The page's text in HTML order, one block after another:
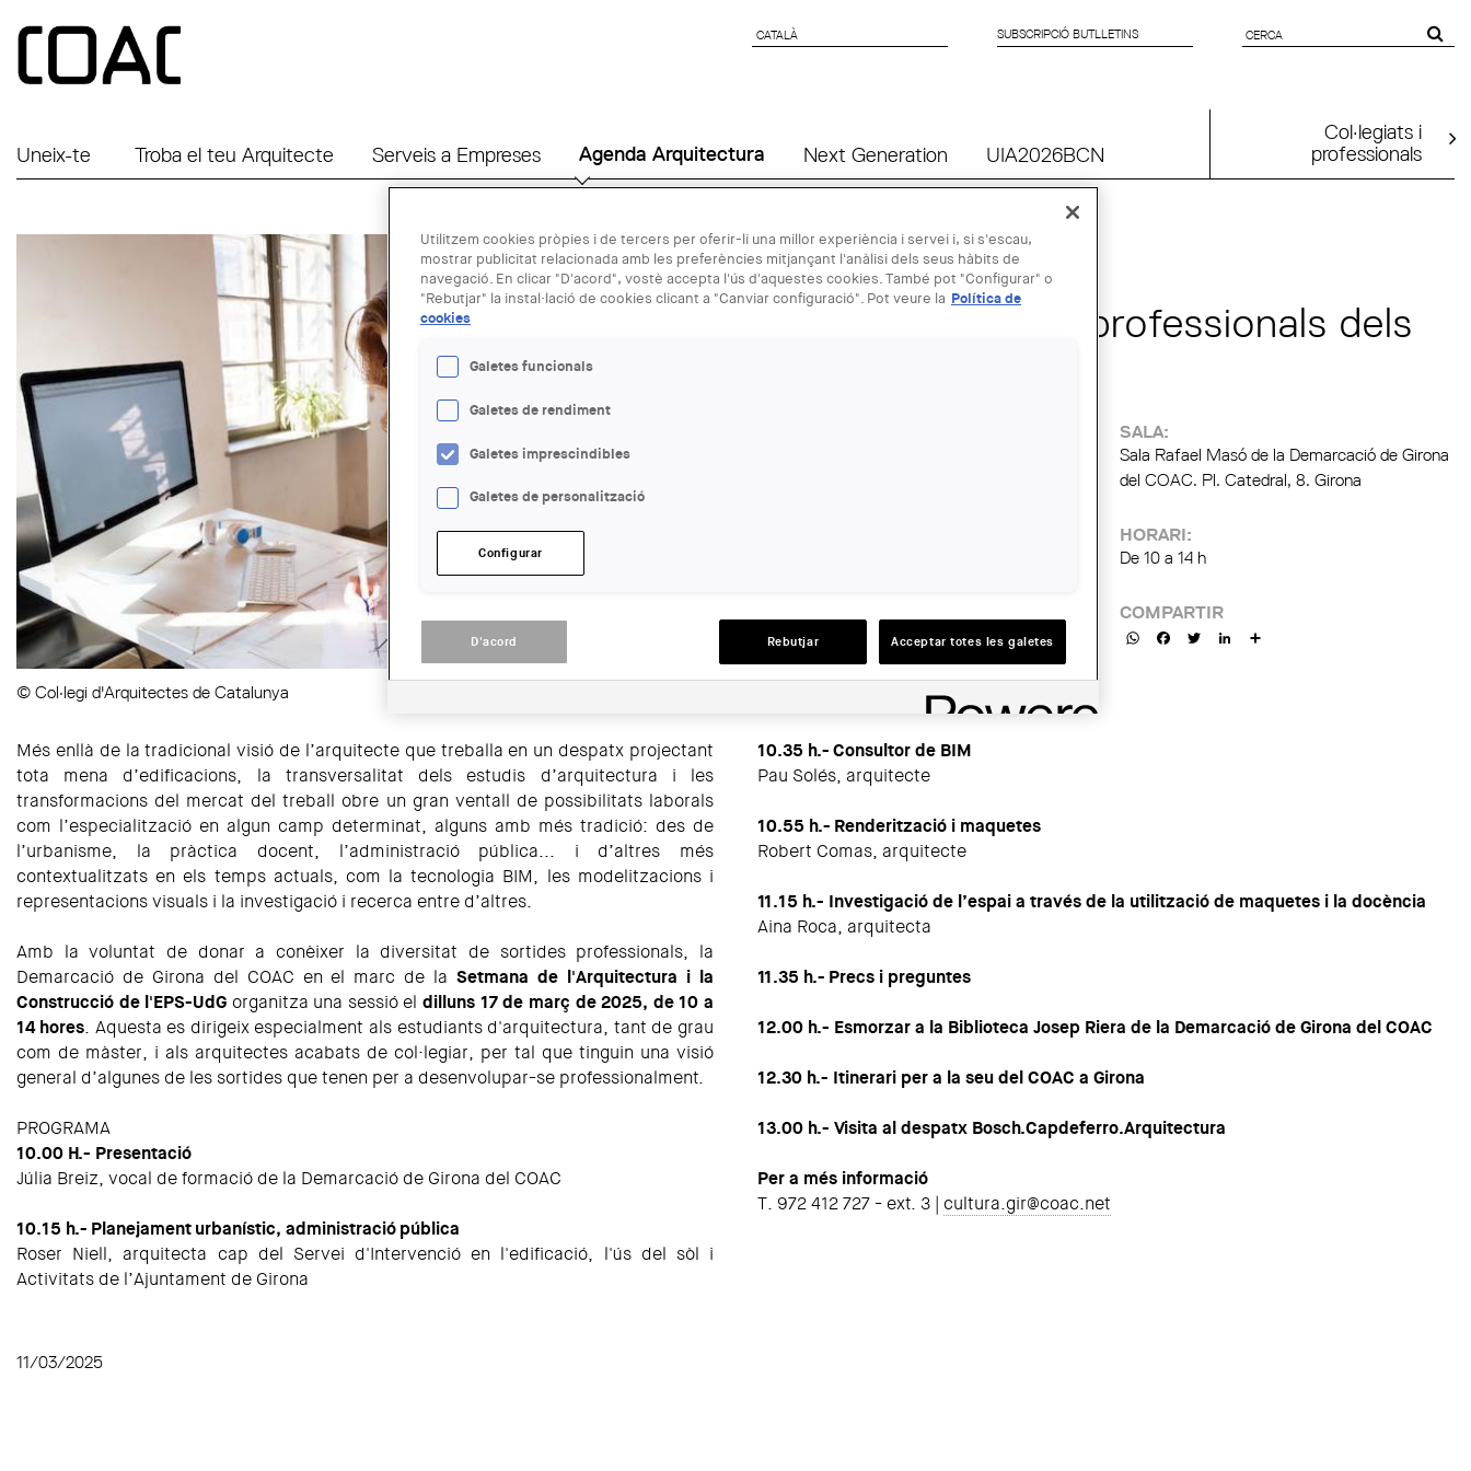
CATALÀ
CATALÀ SUBSCRIPCIÓ BUTLLETINS
DE CERCA
Uneix-te Troba el teu Arquitecte Serveis a Empreses Agenda Arquitectura Next Generation UIA2026BCN
Col·legiats i
professionals
© Col·legi d'Arquitectes de Catalunya
17 MAR
Jornada: Sortides professionals dels
SALA:
Sala Rafael Masó de la Demarcació de Girona
del COAC. Pl. Catedral, 8. Girona
HORARI:
De 10 a 14 h
COMPARTIR
WhatsAppFacebookTwitterLinkedIn
Més enllà de la tradicional visió de l’arquitecte que treballa en un despatx projectant
tota mena d’edificacions, la transversalitat dels estudis d’arquitectura i les
transformacions del mercat del treball obre un gran ventall de possibilitats laborals
com l’especialització en algun camp determinat, alguns amb més tradició: des de
l’urbanisme, la pràctica docent, l’administració pública... i d’altres més
contextualitzats en els temps actuals, com la tecnologia BIM, les modelitzacions i
representacions visuals i la investigació i recerca entre d’altres.
Amb la voluntat de donar a conèixer la diversitat de sortides professionals, la
Demarcació de Girona del COAC en el marc de la Setmana de l'Arquitectura i la
Construcció de l'EPS-UdG organitza una sessió el dilluns 17 de març de 2025, de 10 a
14 hores. Aquesta es dirigeix especialment als estudiants d'arquitectura, tant de grau
com de màster, i als arquitectes acabats de col·legiar, per tal que tinguin una visió
general d’algunes de les sortides que tenen per a desenvolupar-se professionalment.
PROGRAMA
10.00 H.- Presentació
Júlia Breiz, vocal de formació de la Demarcació de Girona del COAC
10.15 h.- Planejament urbanístic, administració pública
Roser Niell, arquitecta cap del Servei d'Intervenció en l'edificació, l'ús del sòl i
Activitats de l’Ajuntament de Girona
10.35 h.- Consultor de BIM
Pau Solés, arquitecte
10.55 h.- Renderització i maquetes
Robert Comas, arquitecte
11.15 h.- Investigació de l’espai a través de la utilització de maquetes i la docència
Aina Roca, arquitecta
11.35 h.- Precs i preguntes
12.00 h.- Esmorzar a la Biblioteca Josep Riera de la Demarcació de Girona del COAC
12.30 h.- Itinerari per a la seu del COAC a Girona
13.00 h.- Visita al despatx Bosch.Capdeferro.Arquitectura
Per a més informació
T. 972 412 727 - ext. 3 | cultura.gir@coac.net
11/03/2025
Utilitzem cookies pròpies i de tercers per oferir-li una millor experiència i servei i, si s'escau,
mostrar publicitat relacionada amb les preferències mitjançant l'anàlisi dels seus hàbits de
navegació. En clicar "D'acord", vostè accepta l'ús d'aquestes cookies. També pot "Configurar" o
"Rebutjar" la instal·lació de cookies clicant a "Canviar configuració". Pot veure la Política de
cookies
Galetes funcionals
Galetes de rendiment
Galetes imprescindibles
Galetes de personalització
Configurar
D'acord Rebutjar Acceptar totes les galetes